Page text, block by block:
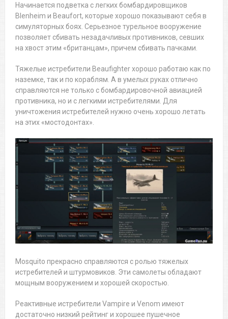
Начинается подветка с легких бомбардировщиков
Blenheim и Beaufort, которые хорошо показывают себя в
симуляторных боях. Серьезное турельное вооружение
позволяет сбивать незадачливых противников, севших
на хвост этим «британцам», причем сбивать пачками.
Тяжелые истребители Beaufighter хорошо работаю как по
наземке, так и по кораблям. А в умелых руках отлично
справляются не только с бомбардировочной авиацией
противника, но и с легкими истребителями. Для
уничтожения истребителей нужно очень хорошо летать
на этих «мостодонтах».
Mosquito прекрасно справляются с ролью тяжелых
истребителей и штурмовиков. Эти самолеты обладают
мощным вооружением и хорошей скоростью.
Реактивные истребители Vampire и Venom имеют
достаточно низкий рейтинг и хорошее пушечное